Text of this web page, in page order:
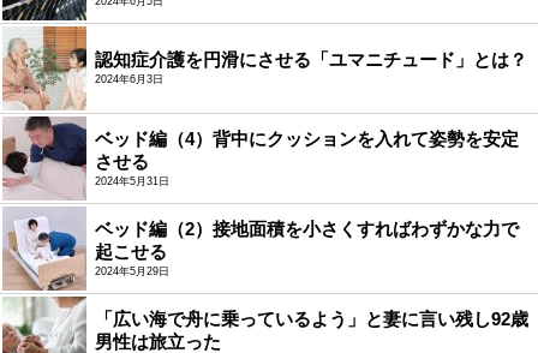
認知症介護を円滑にさせる「ユマニチュード」とは？
2024年6月3日
ベッド編（4）背中にクッションを入れて姿勢を安定
させる
2024年5月31日
ベッド編（2）接地面積を小さくすればわずかな力で
起こせる
2024年5月29日
「広い海で舟に乗っているよう」と妻に言い残し92歳
男性は旅立った